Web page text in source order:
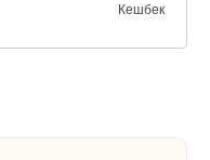
Кешбек